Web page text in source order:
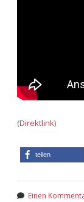
(Direktlink)
teilen
Einen